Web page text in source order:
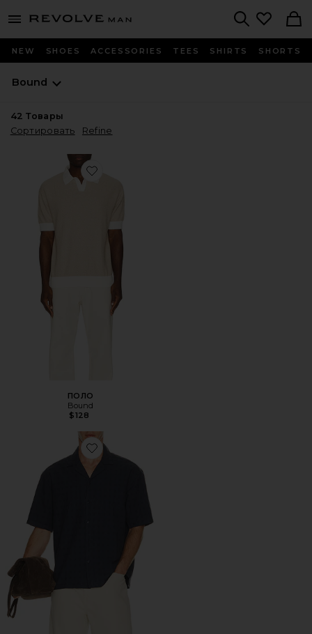
menu - shows more content
Revolve
NEW SHOES ACCESSORIES TEES SHIRTS SHORTS
Bound
42 Товары
Сортировать
Refine
Favorite ПОЛО
ПОЛО
Bound
$128
Favorite РУБАШКА RIBEIRA